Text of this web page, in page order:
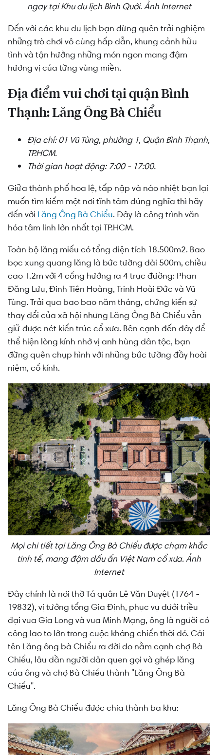
ngay tại Khu du lịch Bình Quới. Ảnh Internet
Đến với các khu du lịch bạn đừng quên trải nghiệm
những trò chơi vô cùng hấp dẫn, khung cảnh hữu
tình và tận hưởng những món ngon mang đậm
hương vị của từng vùng miền.
Địa điểm vui chơi tại quận Bình
Thạnh: Lăng Ông Bà Chiểu
Địa chỉ: 01 Vũ Tùng, phường 1, Quận Bình Thạnh,
TP.HCM.
Thời gian hoạt động: 7:00 - 17:00.
Giữa thành phố hoa lệ, tấp nập và náo nhiệt bạn lại
muốn tìm kiếm một nơi tĩnh tâm đúng nghĩa thì hãy
đến với Lăng Ông Bà Chiểu. Đây là công trình văn
hóa tâm linh lớn nhất tại TP.HCM.
Toàn bộ lăng miếu có tổng diện tích 18.500m2. Bao
bọc xung quang lăng là bức tường dài 500m, chiều
cao 1.2m với 4 cổng hướng ra 4 trục đường: Phan
Đăng Lưu, Đinh Tiên Hoàng, Trịnh Hoài Đức và Vũ
Tùng. Trải qua bao bao năm tháng, chứng kiến sự
thay đổi của xã hội nhưng Lăng Ông Bà Chiểu vẫn
giữ được nét kiến trúc cổ xưa. Bên cạnh đến đây để
thể hiện lòng kính nhớ vị anh hùng dân tộc, bạn
đừng quên chụp hình với những bức tường đầy hoài
niệm, cổ kính.
Mọi chi tiết tại Lăng Ông Bà Chiểu được chạm khắc
tinh tế, mang đậm dấu ấn Việt Nam cổ xưa. Ảnh
Internet
Đây chính là nơi thờ Tả quân Lê Văn Duyệt (1764 -
19832), vị tướng tổng Gia Định, phục vụ dưới triều
đại vua Gia Long và vua Minh Mạng, ông là người có
công lao to lớn trong cuộc kháng chiến thời đó. Cái
tên Lăng ông bà Chiểu ra đời do nằm cạnh chợ Bà
Chiểu, lâu dần người dân quen gọi và ghép lăng
của ông và chợ Bà Chiểu thành "Lăng Ông Bà
Chiểu".
Lăng Ông Bà Chiểu được chia thành ba khu: